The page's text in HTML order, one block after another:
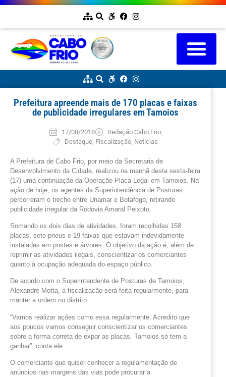
Prefeitura apreende mais de 170 placas e faixas
de publicidade irregulares em Tamoios
17/08/2018
Redação Cabo Frio
Destaque Fiscalização Notícias
A Prefeitura de Cabo Frio, por meio da Secretaria de
Desenvolvimento da Cidade, realizou na manhã desta sexta-feira
(17) uma continuação da Operação Placa Legal em Tamoios. Na
ação de hoje, os agentes da Superintendência de Posturas
percorreram o trecho entre Unamar e Botafogo, retirando
publicidade irregular da Rodovia Amaral Peixoto.
Somando os dois dias de atividades, foram recolhidas 158
placas, sete pneus e 19 faixas que estavam indevidamente
instaladas em postes e árvores. O objetivo da ação é, além de
reprimir as atividades ilegais, conscientizar os comerciantes
quanto à ocupação adequada do espaço público.
De acordo com o Superintendente de Posturas de Tamoios,
Alexandre Motta, a fiscalização será feita regularmente, para
manter a ordem no distrito:
“Vamos realizar ações como essa regularmente. Acredito que
aos poucos vamos conseguir conscientizar os comerciantes
sobre a forma correta de expor as placas. Tamoios só tem a
ganhar”, conta ele.
O comerciante que quiser conhecer a regulamentação de
anúncios nas margens das vias pode procurar a